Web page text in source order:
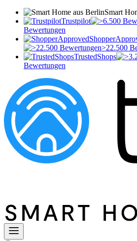
Smart
Trustpilot
Bewertungen
>22.500
TrustedShops
Bewertungen